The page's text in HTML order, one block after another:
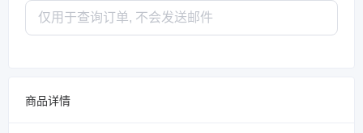
商品详情